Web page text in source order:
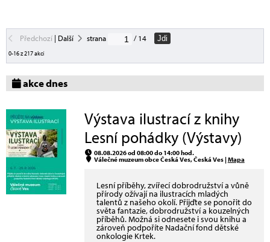
Předchozí| Další strana / 14 Jdi
0-16 z 217 akcí
akce dnes
Výstava ilustrací z knihy
Lesní pohádky (Výstavy)
08.08.2026 od 08:00 do 14:00 hod.
Válečné muzeum obce Česká Ves, Česká Ves |Mapa
Lesní příběhy, zvířecí dobrodružství a vůně
přírody ožívají na ilustracích mladých
talentů z našeho okolí. Přijďte se ponořit do
světa fantazie, dobrodružství a kouzelných
příběhů. Možná si odnesete i svou knihu a
zároveň podpoříte Nadační fond dětské
onkologie Krtek.